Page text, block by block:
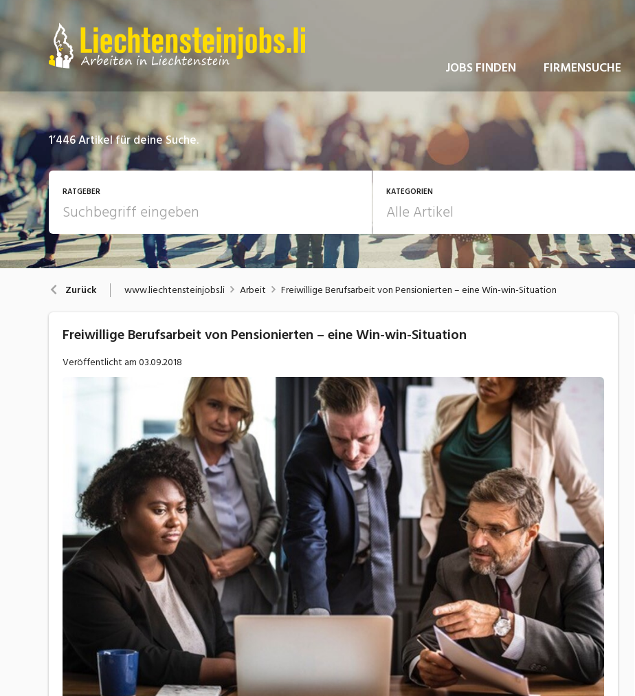
JOBS FINDEN FIRMENSUCHE
1’446Artikel für deine Suche.
RATGEBER KATEGORIEN
Arbeit Ausbildung / Weiterbildung Bewerbung / Rekrutierung
Zurück www.liechtensteinjobs.li Arbeit Freiwillige Berufsarbeit von Pensionierten – eine Win-win-Situation
Freiwillige Berufsarbeit von Pensionierten – eine Win-win-Situation
Veröffentlicht am03.09.2018